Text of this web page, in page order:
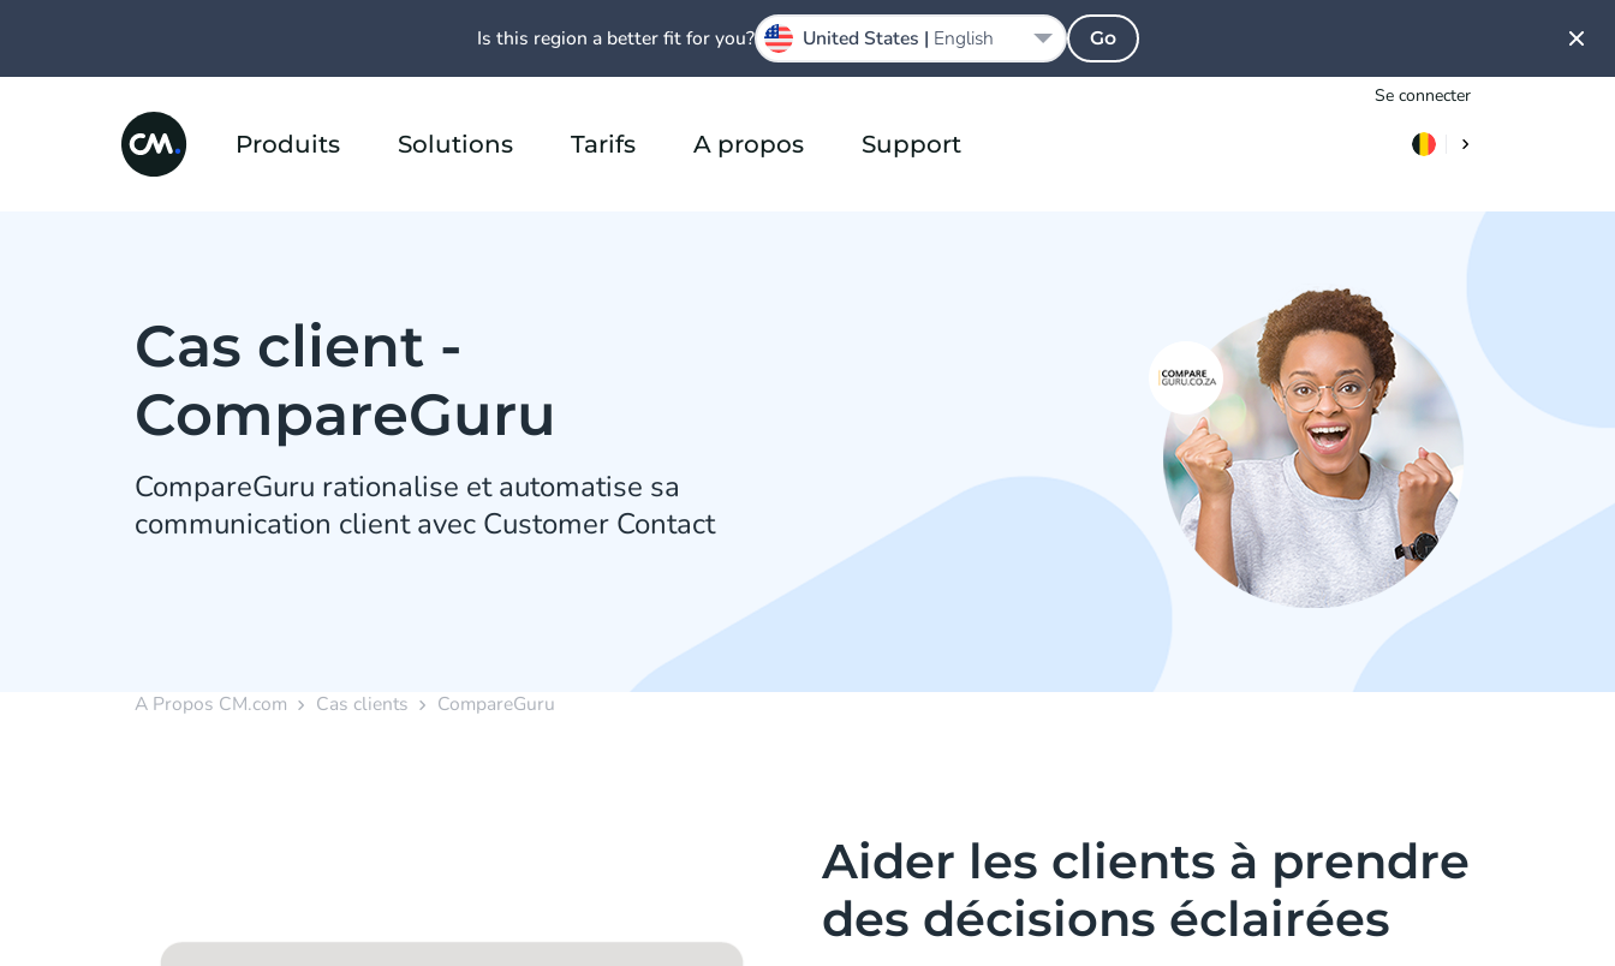
Se connecter
Produits Solutions Tarifs A propos Support
Cas client -
CompareGuru
CompareGuru rationalise et automatise sa
communication client avec Customer Contact
A Propos CM.com Cas clients CompareGuru
Aider les clients à prendre
des décisions éclairées
Is this region a better fit for you? United States | English Go